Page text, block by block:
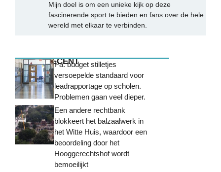
Mijn doel is om een unieke kijk op deze
fascinerende sport te bieden en fans over de hele
wereld met elkaar te verbinden.
MEEST RECENTPa. budget stilletjes
versoepelde standaard voor
leadrapportage op scholen.
Problemen gaan veel dieper.
Een andere rechtbank
blokkeert het balzaalwerk in
het Witte Huis, waardoor een
beoordeling door het
Hooggerechtshof wordt
bemoeilijkt